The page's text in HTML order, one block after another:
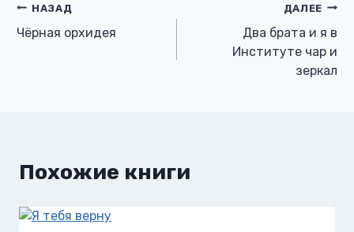
Навигация
по
НАЗАД
Чёрная орхидея
ДАЛЕЕ
Два брата и я в
Институте чар и
зеркал
Похожие книги